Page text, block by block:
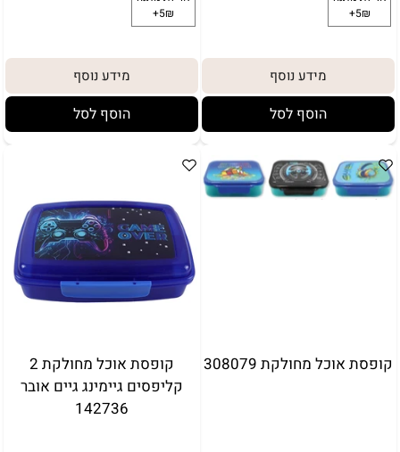
לארוז באריזת מתנה:
מידע נוסף
הוסף לסל
מידע נוסף
הוסף לסל
קופסת אוכל מחולקת 308079
קופסת אוכל מחולקת 2
קליפסים גיימינג גיים אובר
142736